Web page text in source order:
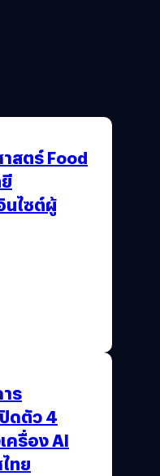
าสตร์ Food
นไซต์ผู้
ร
ดตัว 4
ครื่อง AI
ทย